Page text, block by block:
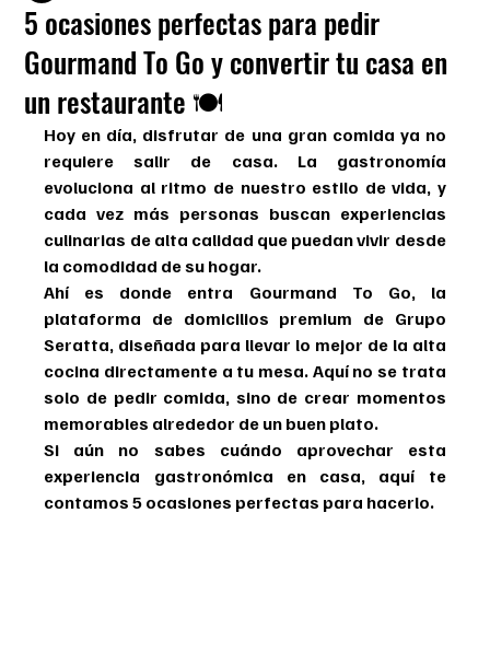
5 ocasiones perfectas para pedir
Gourmand To Go y convertir tu casa en
un restaurante 🍽️
Hoy en día, disfrutar de una gran comida ya no
requiere salir de casa. La gastronomía
evoluciona al ritmo de nuestro estilo de vida, y
cada vez más personas buscan experiencias
culinarias de alta calidad que puedan vivir desde
la comodidad de su hogar.
Ahí es donde entra Gourmand To Go, la
plataforma de domicilios premium de Grupo
Seratta, diseñada para llevar lo mejor de la alta
cocina directamente a tu mesa. Aquí no se trata
solo de pedir comida, sino de crear momentos
memorables alrededor de un buen plato.
Si aún no sabes cuándo aprovechar esta
experiencia gastronómica en casa, aquí te
contamos 5 ocasiones perfectas para hacerlo.